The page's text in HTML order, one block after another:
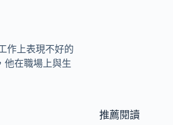
作上表現不好的
他在職場上與生
推薦閱讀